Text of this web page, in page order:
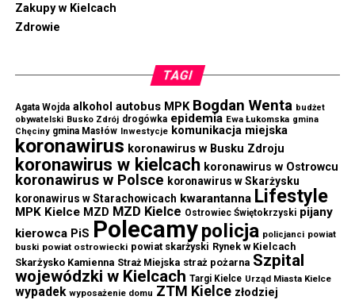
Zakupy w Kielcach
Zdrowie
TAGI
Agata Wojda alkohol autobus MPK Bogdan Wenta budżet
obywatelski Busko Zdrój drogówka epidemia Ewa Łukomska gmina
Chęciny gmina Masłów Inwestycje komunikacja miejska
koronawirus koronawirus w Busku Zdroju
koronawirus w kielcach koronawirus w Ostrowcu
koronawirus w Polsce koronawirus w Skarżysku
koronawirus w Starachowicach kwarantanna Lifestyle
MPK Kielce MZD MZD Kielce Ostrowiec Świętokrzyski pijany
kierowca PiS Polecamypolicja policjanci powiat
buski powiat ostrowiecki powiat skarżyski Rynek w Kielcach
Skarżysko Kamienna Straż Miejska straż pożarna Szpital
wojewódzki w Kielcach Targi Kielce Urząd Miasta Kielce
wypadek wyposażenie domu ZTM Kielce złodziej